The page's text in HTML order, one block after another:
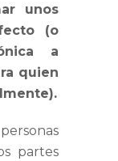
unos
(o
a
quien
partes